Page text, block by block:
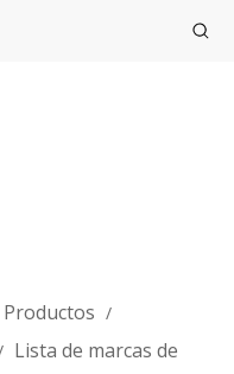
Productos /
Lista de marcas de